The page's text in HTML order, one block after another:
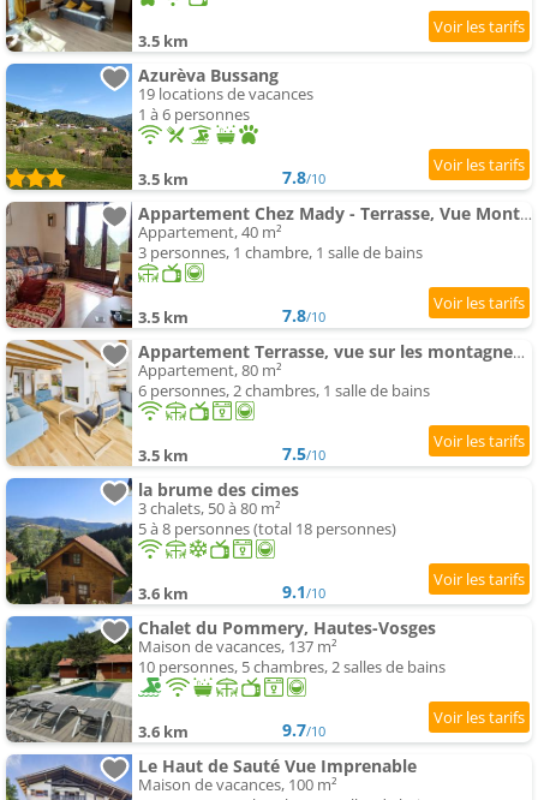
3.5 km
Azurèva Bussang
19 locations de vacances
1 à 6 personnes
3.5 km 7.8/10
Appartement Chez Mady - Terrasse, Vue Montagne & Proche Ski
Appartement, 40 m²
3 personnes, 1 chambre, 1 salle de bains
3.5 km 7.8/10
Appartement Terrasse, vue sur les montagnes et Parking
Appartement, 80 m²
6 personnes, 2 chambres, 1 salle de bains
3.5 km 7.5/10
la brume des cimes
3 chalets, 50 à 80 m²
5 à 8 personnes (total 18 personnes)
3.6 km 9.1/10
Chalet du Pommery, Hautes-Vosges
Maison de vacances, 137 m²
10 personnes, 5 chambres, 2 salles de bains
3.6 km 9.7/10
Le Haut de Sauté Vue Imprenable
Maison de vacances, 100 m²